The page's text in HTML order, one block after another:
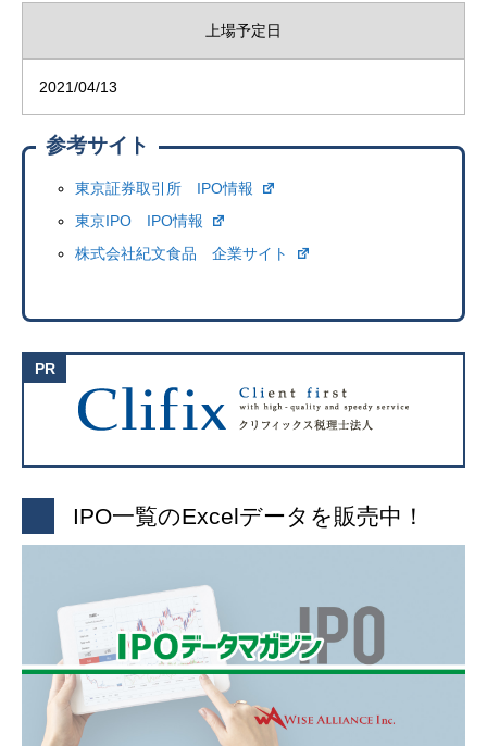
上場予定日
2021/04/13
参考サイト
東京証券取引所 IPO情報
東京IPO IPO情報
株式会社紀文食品 企業サイト
IPO一覧のExcelデータを販売中！